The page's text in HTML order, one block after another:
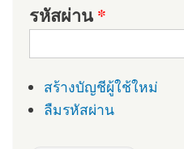
รหัสผ่าน*
สร้างบัญชีผู้ใช้ใหม่
ลืมรหัสผ่าน